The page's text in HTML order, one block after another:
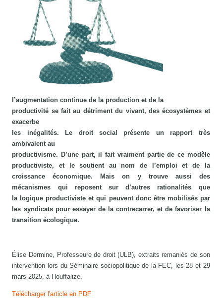
l’augmentation continue de la production et de la
productivité se fait au détriment du vivant, des écosystèmes et
exacerbe
les inégalités. Le droit social présente un rapport très
ambivalent au
productivisme. D’une part, il fait vraiment partie de ce modèle
productiviste, et le soutient au nom de l’emploi et de la
croissance économique. Mais on y trouve aussi des
mécanismes qui reposent sur d’autres rationalités que
la logique productiviste et qui peuvent donc être mobilisés par
les syndicats pour essayer de la contrecarrer, et de favoriser la
transition écologique.
Élise Dermine, Professeure de droit (ULB), extraits remaniés de son
intervention lors du Séminaire sociopolitique de la FEC, les 28 et 29
mars 2025, à Houffalize.
Télécharger l'article en PDF